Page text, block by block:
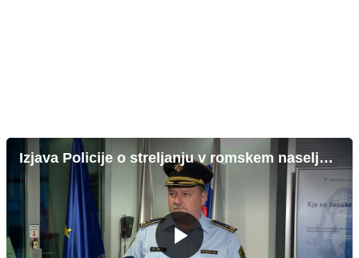
Izjava Policije o streljanju v romskem naselju Šmihel